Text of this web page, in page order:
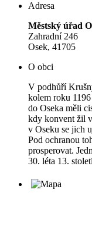
Adresa
Městský úřad
Zahradní 246
Osek, 41705
O obci
V podhůří
kolem roku
do Oseka měli
kdy konvent žil
v Oseku se jich
Pod ochranou
prosperovat.
30. léta 13.